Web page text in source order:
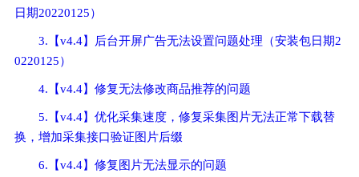
日期20220125）
3.【v4.4】后台开屏广告无法设置问题处理（安装包日期2
0220125）
4.【v4.4】修复无法修改商品推荐的问题
5.【v4.4】优化采集速度，修复采集图片无法正常下载替
换，增加采集接口验证图片后缀
6.【v4.4】修复图片无法显示的问题